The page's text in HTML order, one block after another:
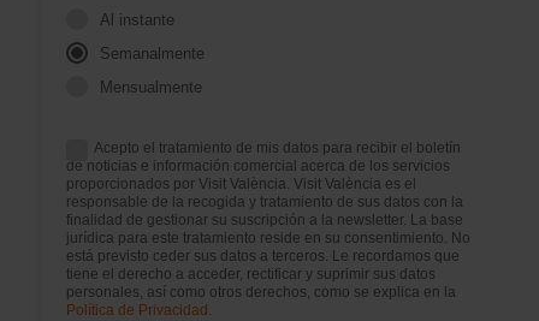
Al instante
Semanalmente
Mensualmente
Acepto el tratamiento de mis datos para recibir el boletín
de noticias e información comercial acerca de los servicios
proporcionados por Visit València. Visit València es el
responsable de la recogida y tratamiento de sus datos con la
finalidad de gestionar su suscripción a la newsletter. La base
jurídica para este tratamiento reside en su consentimiento. No
está previsto ceder sus datos a terceros. Le recordamos que
tiene el derecho a acceder, rectificar y suprimir sus datos
personales, así como otros derechos, como se explica en la
Política de Privacidad.